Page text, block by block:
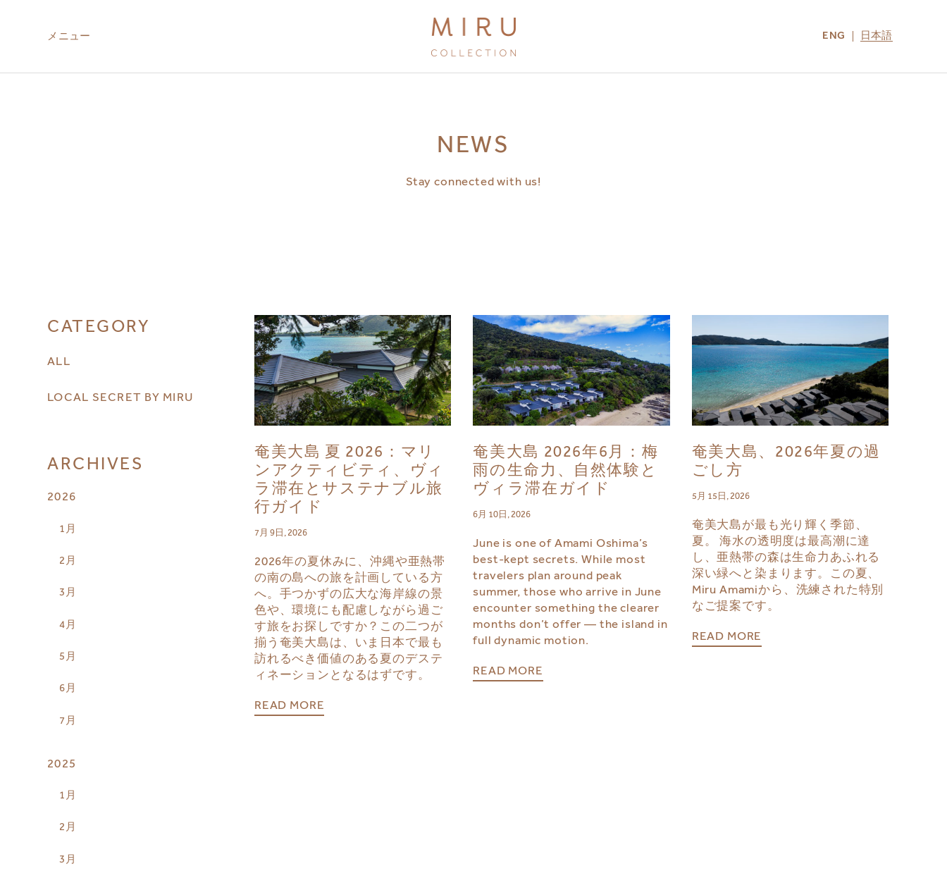
メニュー ENG 日本語
NEWS
Stay connected with us!
CATEGORY
ALL
LOCAL SECRET BY MIRU
ARCHIVES
2026
1月
2月
3月
4月
5月
6月
7月
2025
1月
2月
3月
奄美大島 夏 2026：マリ
ンアクティビティ、ヴィ
ラ滞在とサステナブル旅
行ガイド
7月 9日, 2026
2026年の夏休みに、沖縄や亜熱帯
の南の島への旅を計画している方
へ。手つかずの広大な海岸線の景
色や、環境にも配慮しながら過ご
す旅をお探しですか？この二つが
揃う奄美大島は、いま日本で最も
訪れるべき価値のある夏のデステ
ィネーションとなるはずです。
READ MORE
奄美大島 2026年6月：梅
雨の生命力、自然体験と
ヴィラ滞在ガイド
6月 10日, 2026
June is one of Amami Oshima’s
best-kept secrets. While most
travelers plan around peak
summer, those who arrive in June
encounter something the clearer
months don’t offer — the island in
full dynamic motion.
READ MORE
奄美大島、2026年夏の過
ごし方
5月 15日, 2026
奄美大島が最も光り輝く季節、
夏。 海水の透明度は最高潮に達
し、亜熱帯の森は生命力あふれる
深い緑へと染まります。この夏、
Miru Amamiから、洗練された特別
なご提案です。
READ MORE